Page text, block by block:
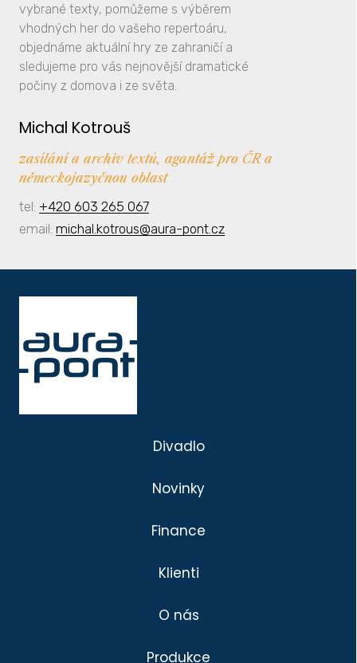
vybrané texty, pomůžeme s výběrem
vhodných her do vašeho repertoáru,
objednáme aktuální hry ze zahraničí a
sledujeme pro vás nejnovější dramatické
počiny z domova i ze světa.
Michal Kotrouš
zasílání a archiv textů, agantáž pro ČR a
německojazyčnou oblast
tel: +420 603 265 067
email: michal.kotrous@aura-pont.cz
Divadlo
Novinky
Finance
Klienti
O nás
Produkce